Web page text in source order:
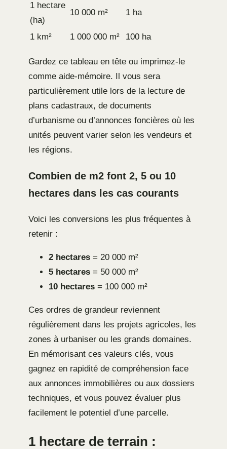
1 hectare
(ha)
10 000 m² 1 ha
1 km² 1 000 000 m² 100 ha
Gardez ce tableau en tête ou imprimez-le
comme aide-mémoire. Il vous sera
particulièrement utile lors de la lecture de
plans cadastraux, de documents
d’urbanisme ou d’annonces foncières où les
unités peuvent varier selon les vendeurs et
les régions.
Combien de m2 font 2, 5 ou 10
hectares dans les cas courants
Voici les conversions les plus fréquentes à
retenir :
2 hectares = 20 000 m²
5 hectares = 50 000 m²
10 hectares = 100 000 m²
Ces ordres de grandeur reviennent
régulièrement dans les projets agricoles, les
zones à urbaniser ou les grands domaines.
En mémorisant ces valeurs clés, vous
gagnez en rapidité de compréhension face
aux annonces immobilières ou aux dossiers
techniques, et vous pouvez évaluer plus
facilement le potentiel d’une parcelle.
1 hectare de terrain :